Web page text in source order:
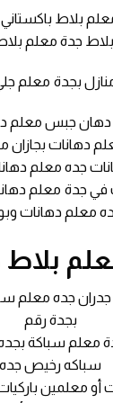
بلاط
بلاط جدة معلم
بجدة معلم
جبس معلم
دهانات بجازان
جده معلم
في جدة معلم
معلم دهانات
بلاط
جده معلم
بجدة رقم
سباكة
سباكه رخيص جده
معلمين